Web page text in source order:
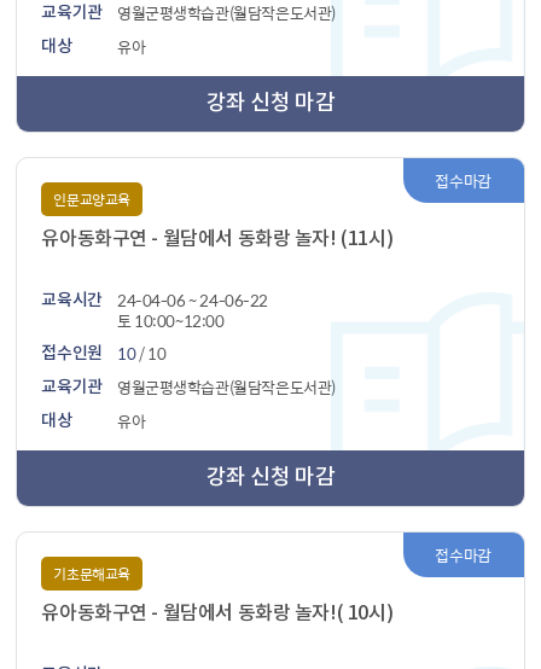
교육기관 영월군평생학습관(월담작은도서관)
대상 유아
강좌 신청 마감
접수마감
인문교양교육
유아동화구연 - 월담에서 동화랑 놀자! (11시)
교육시간
24-04-06 ~ 24-06-22
토 10:00~12:00
접수인원 10/ 10
교육기관 영월군평생학습관(월담작은도서관)
대상 유아
강좌 신청 마감
접수마감
기초문해교육
유아동화구연 - 월담에서 동화랑 놀자!( 10시)